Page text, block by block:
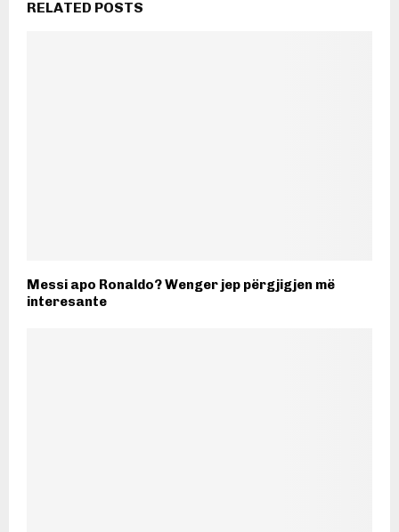
RELATED POSTS
Messi apo Ronaldo? Wenger jep përgjigjen më
interesante